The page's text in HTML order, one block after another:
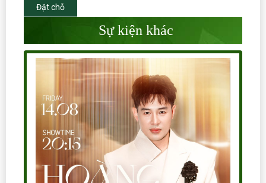
Đặt chỗ
Sự kiện khác